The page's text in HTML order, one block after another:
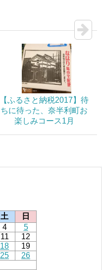
【ふるさと納税2017】待
ちに待った、奈半利町お
楽しみコース1月
土
日
4
5
11
12
18
19
25
26